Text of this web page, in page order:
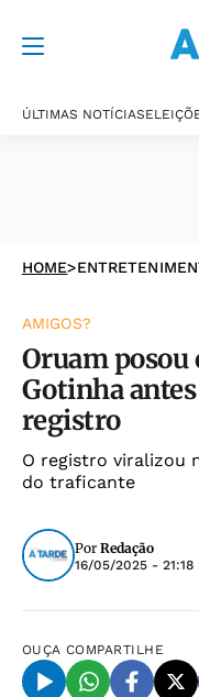
ÚLTIMAS NOTÍCIAS
HOME>
AMIGOS?
Oruam
Gotinha
registro
O registro viralizou
do traficante
Por Redação
16/05/2025 - 21:18
OUÇA COMPARTILHE